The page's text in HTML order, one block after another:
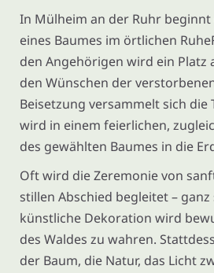
In Mülheim an der Ruhr
eines Baumes im örtlichen
den Angehörigen wird ein Platz
den Wünschen der
Beisetzung versammelt sich
wird in einem feierlichen,
des gewählten Baumes in die
Oft wird die Zeremonie von
stillen Abschied begleitet –
künstliche Dekoration wird
des Waldes zu wahren.
der Baum, die Natur, das Licht